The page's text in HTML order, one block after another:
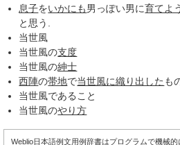
息子をいかにも男っぽい男に育てよ
と思う.
当世風
当世風の支度
当世風の紳士
西陣の帯地で当世風に織り出した も
当世風であること
当世風のやり方
Weblio日本語例文用例辞書はプログラムで機械